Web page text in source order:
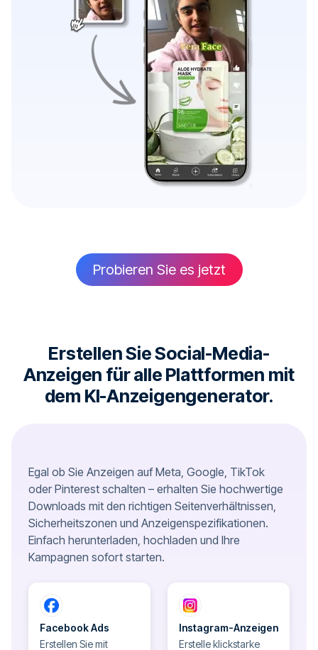
Probieren Sie es jetzt
Erstellen Sie Social-Media-
Anzeigen für alle Plattformen mit
dem KI-Anzeigengenerator.
Egal ob Sie Anzeigen auf Meta, Google, TikTok
oder Pinterest schalten – erhalten Sie hochwertige
Downloads mit den richtigen Seitenverhältnissen,
Sicherheitszonen und Anzeigenspezifikationen.
Einfach herunterladen, hochladen und Ihre
Kampagnen sofort starten.
Facebook Ads
Erstellen Sie mit
Instagram-Anzeigen
Erstelle klickstarke